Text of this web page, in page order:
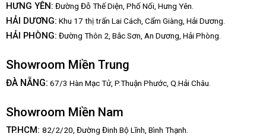
HƯNG YÊN: Đường Đỗ Thế Diện, Phố Nối, Hưng Yên.
HẢI DƯƠNG: Khu 17 thị trấn Lai Cách, Cẩm Giàng, Hải Dương.
HẢI PHÒNG: Đường Thôn 2, Bắc Sơn, An Dương, Hải Phòng.
Showroom Miền Trung
ĐÀ NẴNG: 67/3 Hàn Mạc Tử, P.Thuận Phước, Q.Hải Châu.
Showroom Miền Nam
TP.HCM: 82/2/20, Đường Đinh Bộ Lĩnh, Bình Thạnh.